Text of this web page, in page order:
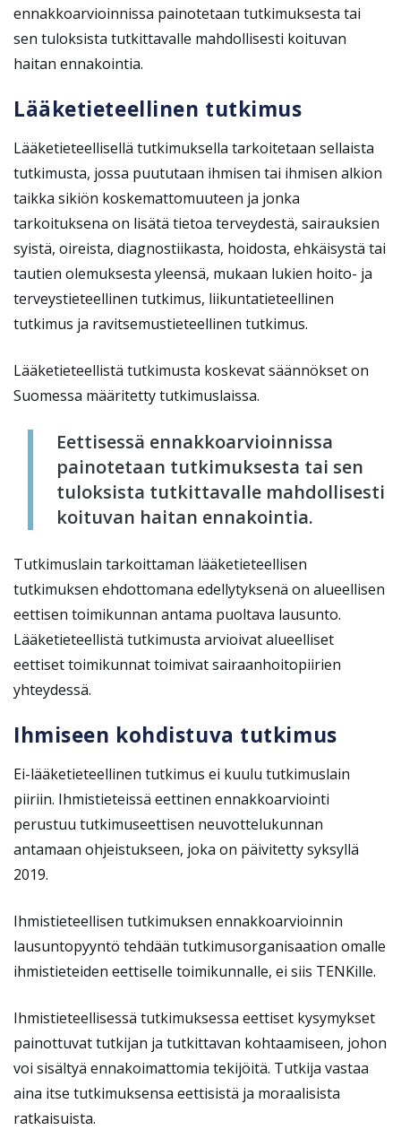
ennakkoarvioinnissa painotetaan tutkimuksesta tai
sen tuloksista tutkittavalle mahdollisesti koituvan
haitan ennakointia.
Lääketieteellinen tutkimus
Lääketieteellisellä tutkimuksella tarkoitetaan sellaista
tutkimusta, jossa puututaan ihmisen tai ihmisen alkion
taikka sikiön koskemattomuuteen ja jonka
tarkoituksena on lisätä tietoa terveydestä, sairauksien
syistä, oireista, diagnostiikasta, hoidosta, ehkäisystä tai
tautien olemuksesta yleensä, mukaan lukien hoito- ja
terveystieteellinen tutkimus, liikuntatieteellinen
tutkimus ja ravitsemustieteellinen tutkimus.
Lääketieteellistä tutkimusta koskevat säännökset on
Suomessa määritetty tutkimuslaissa.
Eettisessä ennakkoarvioinnissa
painotetaan tutkimuksesta tai sen
tuloksista tutkittavalle mahdollisesti
koituvan haitan ennakointia.
Tutkimuslain tarkoittaman lääketieteellisen
tutkimuksen ehdottomana edellytyksenä on alueellisen
eettisen toimikunnan antama puoltava lausunto.
Lääketieteellistä tutkimusta arvioivat alueelliset
eettiset toimikunnat toimivat sairaanhoitopiirien
yhteydessä.
Ihmiseen kohdistuva tutkimus
Ei-lääketieteellinen tutkimus ei kuulu tutkimuslain
piiriin. Ihmistieteissä eettinen ennakkoarviointi
perustuu tutkimuseettisen neuvottelukunnan
antamaan ohjeistukseen, joka on päivitetty syksyllä
2019.
Ihmistieteellisen tutkimuksen ennakkoarvioinnin
lausuntopyyntö tehdään tutkimusorganisaation omalle
ihmistieteiden eettiselle toimikunnalle, ei siis TENKille.
Ihmistieteellisessä tutkimuksessa eettiset kysymykset
painottuvat tutkijan ja tutkittavan kohtaamiseen, johon
voi sisältyä ennakoimattomia tekijöitä. Tutkija vastaa
aina itse tutkimuksensa eettisistä ja moraalisista
ratkaisuista.